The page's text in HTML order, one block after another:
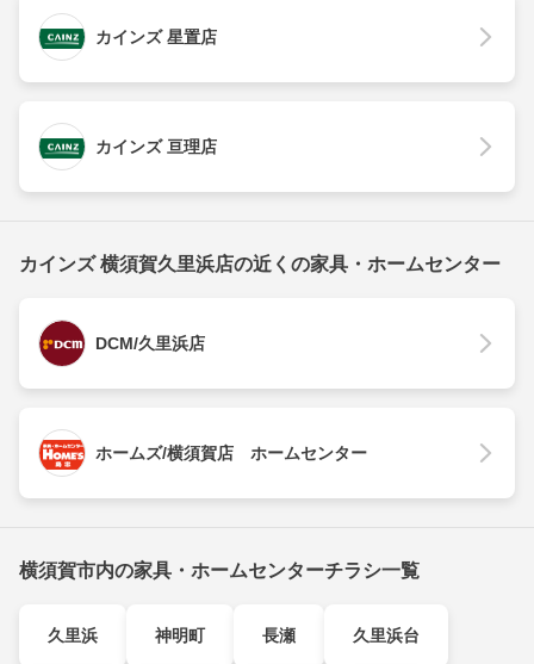
カインズ 星置店
カインズ 亘理店
カインズ 横須賀久里浜店の近くの家具・ホームセンター
DCM/久里浜店
ホームズ/横須賀店 ホームセンター
横須賀市内の家具・ホームセンターチラシ一覧
久里浜 神明町 長瀬 久里浜台